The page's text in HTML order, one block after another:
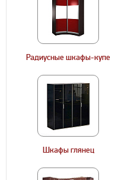
Радиусные шкафы-купе
Шкафы глянец